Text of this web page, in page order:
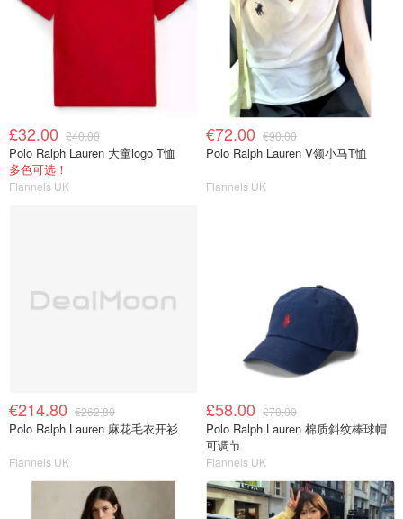
£32.00 £40.00
Polo Ralph Lauren 大童logo T恤
多色可选！
Flannels UK
€72.00 €90.00
Polo Ralph Lauren V领小马T恤
Flannels UK
€214.80 €262.80
Polo Ralph Lauren 麻花毛衣开衫
Flannels UK
£58.00 £70.00
Polo Ralph Lauren 棉质斜纹棒球帽
可调节
Flannels UK